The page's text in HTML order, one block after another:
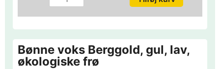
Bønne voks Berggold, gul, lav,
økologiske frø